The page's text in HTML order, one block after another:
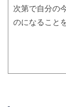
次第で自分の
のになること